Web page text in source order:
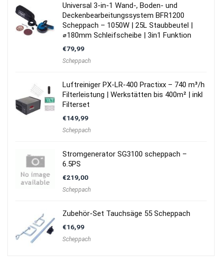
Universal 3-in-1 Wand-, Boden- und
Deckenbearbeitungssystem BFR1200
Scheppach – 1050W | 25L Staubbeutel |
⌀180mm Schleifscheibe | 3in1 Funktion
€79,99
Scheppach
Luftreiniger PX-LR-400 Practixx – 740 m³/h
Filterleistung | Werkstätten bis 400m² | inkl
Filterset
€149,99
Scheppach
Stromgenerator SG3100 scheppach –
6.5PS
€219,00
Scheppach
Zubehör-Set Tauchsäge 55 Scheppach
€16,99
Scheppach